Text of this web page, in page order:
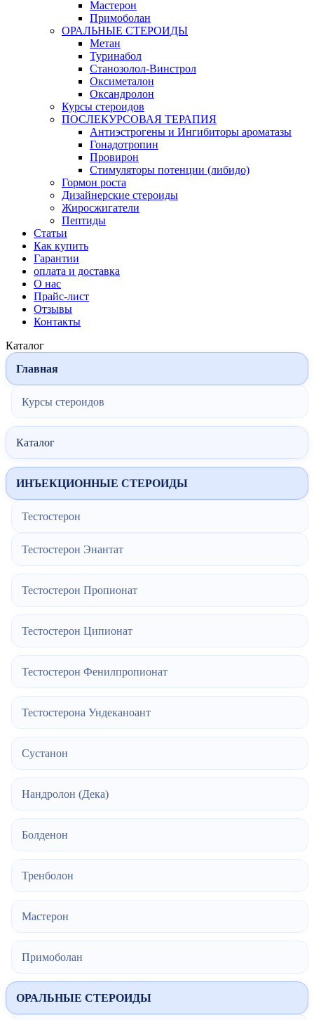
Мастерон
Примоболан
ОРАЛЬНЫЕ СТЕРОИДЫ
Метан
Туринабол
Станозолол-Винстрол
Оксиметалон
Оксандролон
Курсы стероидов
ПОСЛЕКУРСОВАЯ ТЕРАПИЯ
Антиэстрогены и Ингибиторы ароматазы
Гонадотропин
Провирон
Стимуляторы потенции (либидо)
Гормон роста
Дизайнерские стероиды
Жиросжигатели
Пептиды
Статьи
Как купить
Гарантии
оплата и доставка
О нас
Прайс-лист
Отзывы
Контакты
Каталог
Главная
Курсы стероидов
Каталог
ИНЪЕКЦИОННЫЕ СТЕРОИДЫ
Тестостерон
Тестостерон Энантат
Тестостерон Пропионат
Тестостерон Ципионат
Тестостерон Фенилпропионат
Тестостерона Ундеканоант
Сустанон
Нандролон (Дека)
Болденон
Тренболон
Мастерон
Примоболан
ОРАЛЬНЫЕ СТЕРОИДЫ